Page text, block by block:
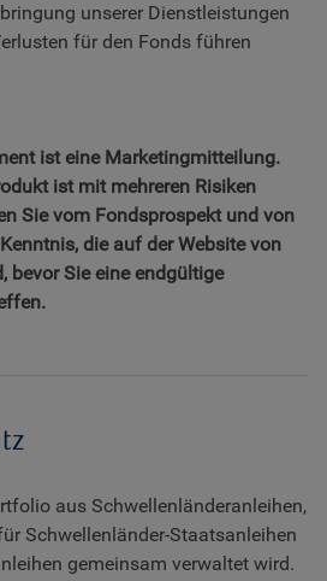
unserer Dienstleistungen
für den Fonds führen
ist eine Marketingmitteilung.
ist mit mehreren Risiken
Sie vom Fondsprospekt und von
die auf der Website von
bevor Sie eine endgültige
aus Schwellenländeranleihen,
Schwellenländer-Staatsanleihen
gemeinsam verwaltet wird.